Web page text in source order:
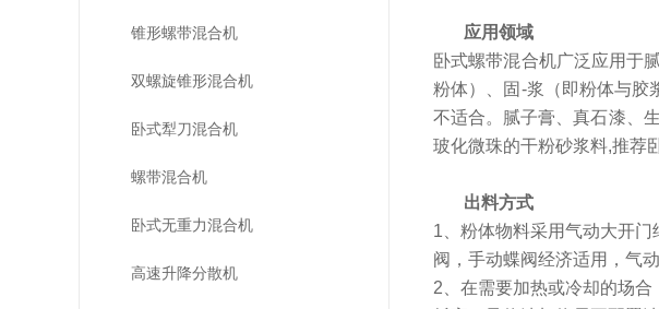
锥形螺带混合机
双螺旋锥形混合机
卧式犁刀混合机
螺带混合机
卧式无重力混合机
高速升降分散机
应用领域
卧式螺带混合机广泛应用于
粉体）、固-浆（即粉体与胶
不适合。腻子膏、真石漆、
玻化微珠的干粉砂浆料,推荐
出料方式
1、粉体物料采用气动大开
阀，手动蝶阀经济适用，气
2、在需要加热或冷却的场